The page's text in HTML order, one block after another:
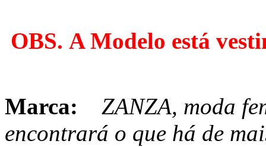
OBS. A Modelo está
Marca: ZANZA, moda
encontrará o que há de